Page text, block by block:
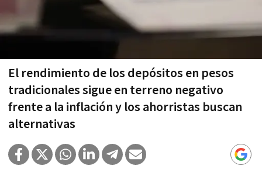
El rendimiento de los depósitos en pesos
tradicionales sigue en terreno negativo
frente a la inflación y los ahorristas buscan
alternativas